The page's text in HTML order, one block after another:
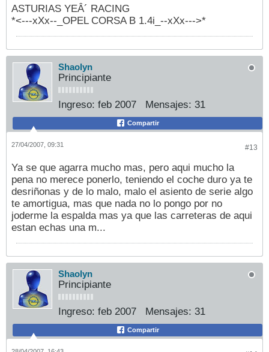
ASTURIAS YEÂ´ RACING
*<---xXx--_OPEL CORSA B 1.4i_--xXx--->*
Shaolyn
Principiante
Ingreso: feb 2007 Mensajes: 31
Compartir
#13
27/04/2007, 09:31
Ya se que agarra mucho mas, pero aqui mucho la
pena no merece ponerlo, teniendo el coche duro ya te
desriñonas y de lo malo, malo el asiento de serie algo
te amortigua, mas que nada no lo pongo por no
joderme la espalda mas ya que las carreteras de aqui
estan echas una m...
Shaolyn
Principiante
Ingreso: feb 2007 Mensajes: 31
Compartir